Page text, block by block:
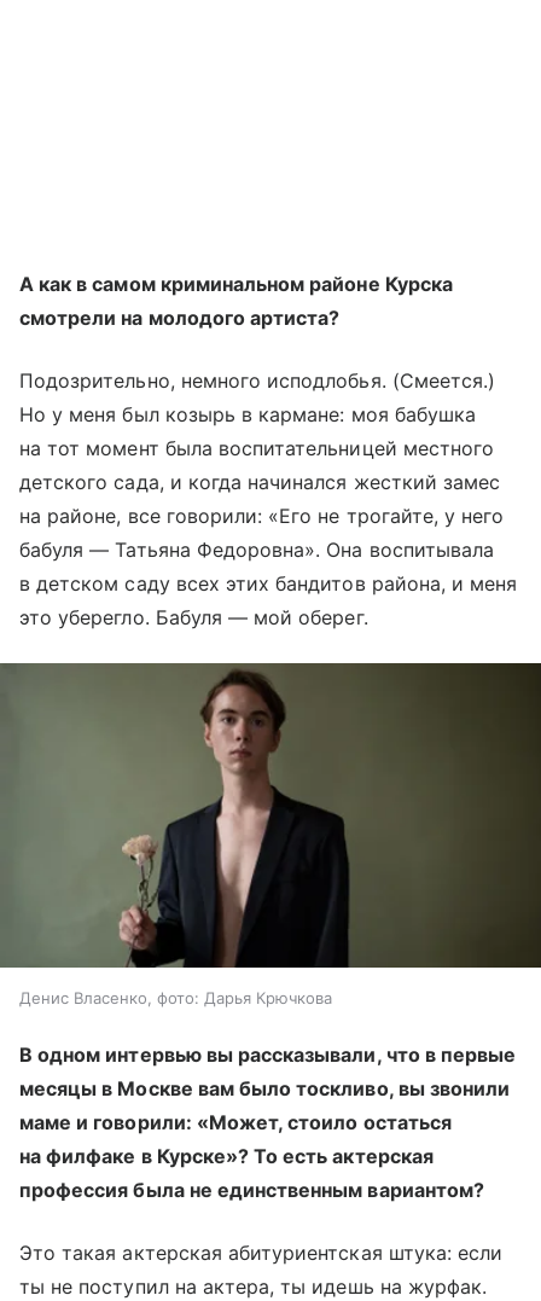
А как в самом криминальном районе Курска
смотрели на молодого артиста?
Подозрительно, немного исподлобья. (Смеется.)
Но у меня был козырь в кармане: моя бабушка
на тот момент была воспитательницей местного
детского сада, и когда начинался жесткий замес
на районе, все говорили: «Его не трогайте, у него
бабуля — Татьяна Федоровна». Она воспитывала
в детском саду всех этих бандитов района, и меня
это уберегло. Бабуля — мой оберег.
Денис Власенко, фото: Дарья Крючкова
В одном интервью вы рассказывали, что в первые
месяцы в Москве вам было тоскливо, вы звонили
маме и говорили: «Может, стоило остаться
на филфаке в Курске»? То есть актерская
профессия была не единственным вариантом?
Это такая актерская абитуриентская штука: если
ты не поступил на актера, ты идешь на журфак.